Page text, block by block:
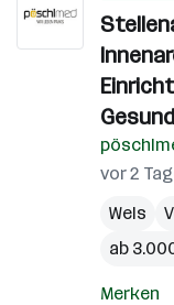
vor 2
Wels
ab
Merken